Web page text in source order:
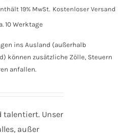
19% MwSt. Kostenloser Versand
10 Werktage
ins Ausland (außerhalb
können zusätzliche Zölle, Steuern
anfallen.
talentiert. Unser
außer